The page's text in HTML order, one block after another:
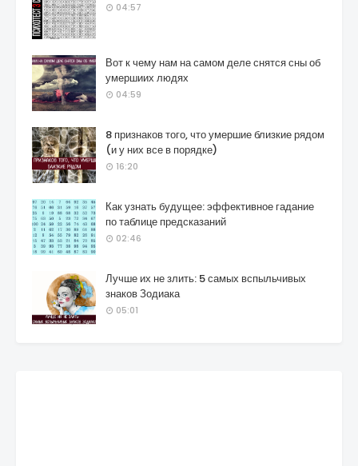
04:57
Вот к чему нам на самом деле снятся сны об
умершиих людях
04:59
8 признаков того, что умершие близкие рядом
(и у них все в порядке)
16:20
Как узнать будущее: эффективное гадание
по таблице предсказаний
02:46
Лучше их не злить: 5 самых вспыльчивых
знаков Зодиака
05:01